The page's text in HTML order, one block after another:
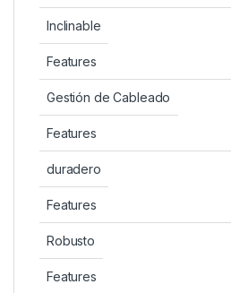
Inclinable
Features
Gestión de Cableado
Features
duradero
Features
Robusto
Features